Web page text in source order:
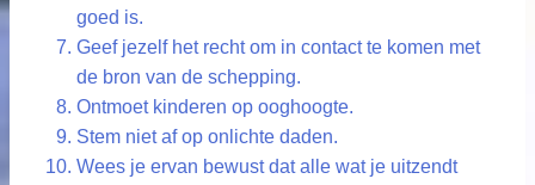
goed is.
Geef jezelf het recht om in contact te komen met
de bron van de schepping.
Ontmoet kinderen op ooghoogte.
Stem niet af op onlichte daden.
Wees je ervan bewust dat alle wat je uitzendt